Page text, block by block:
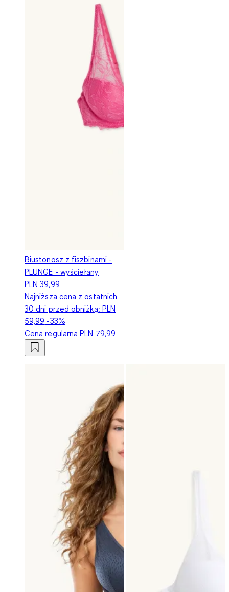
Biustonosz z fiszbinami -
PLUNGE - wyściełany
PLN 39,99
Najniższa cena z ostatnich
30 dni przed obniżką: PLN
59,99 -33%
Cena regularnaPLN 79,99